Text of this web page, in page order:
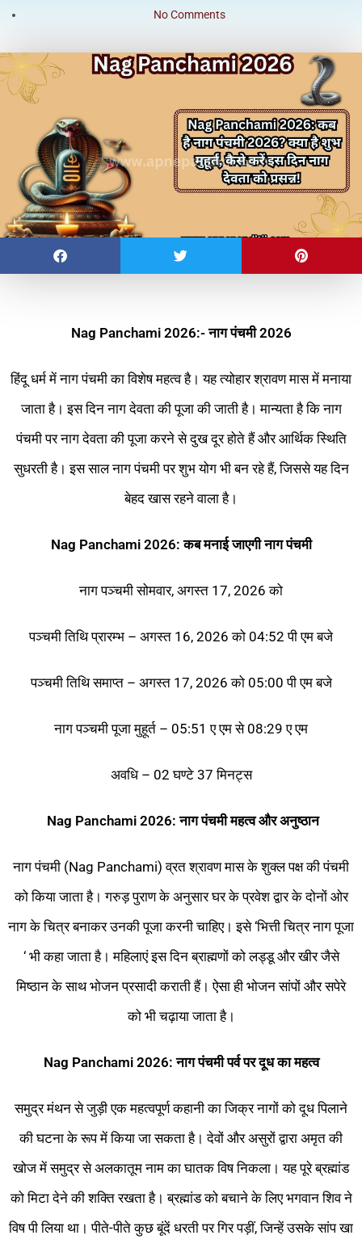
No Comments
Nag Panchami 2026:- नाग पंचमी 2026
हिंदू धर्म में नाग पंचमी का विशेष महत्व है। यह त्योहार श्रावण मास में मनाया
जाता है। इस दिन नाग देवता की पूजा की जाती है। मान्यता है कि नाग
पंचमी पर नाग देवता की पूजा करने से दुख दूर होते हैं और आर्थिक स्थिति
सुधरती है। इस साल नाग पंचमी पर शुभ योग भी बन रहे हैं, जिससे यह दिन
बेहद खास रहने वाला है।
Nag Panchami 2026: कब मनाई जाएगी नाग पंचमी
नाग पञ्चमी सोमवार, अगस्त 17, 2026 को
पञ्चमी तिथि प्रारम्भ – अगस्त 16, 2026 को 04:52 पी एम बजे
पञ्चमी तिथि समाप्त – अगस्त 17, 2026 को 05:00 पी एम बजे
नाग पञ्चमी पूजा मुहूर्त – 05:51 ए एम से 08:29 ए एम
अवधि – 02 घण्टे 37 मिनट्स
Nag Panchami 2026: नाग पंचमी महत्व और अनुष्ठान
नाग पंचमी (Nag Panchami) व्रत श्रावण मास के शुक्ल पक्ष की पंचमी
को किया जाता है। गरुड़ पुराण के अनुसार घर के प्रवेश द्वार के दोनों ओर
नाग के चित्र बनाकर उनकी पूजा करनी चाहिए। इसे ‘भित्ती चित्र नाग पूजा
‘ भी कहा जाता है। महिलाएं इस दिन ब्राह्मणों को लड्डू और खीर जैसे
मिष्ठान के साथ भोजन प्रसादी कराती हैं। ऐसा ही भोजन सांपों और सपेरे
को भी चढ़ाया जाता है।
Nag Panchami 2026: नाग पंचमी पर्व पर दूध का महत्व
समुद्र मंथन से जुड़ी एक महत्वपूर्ण कहानी का जिक्र नागों को दूध पिलाने
की घटना के रूप में किया जा सकता है। देवों और असुरों द्वारा अमृत की
खोज में समुद्र से अलकातूम नाम का घातक विष निकला। यह पूरे ब्रह्मांड
को मिटा देने की शक्ति रखता है। ब्रह्मांड को बचाने के लिए भगवान शिव ने
विष पी लिया था। पीते-पीते कुछ बूंदें धरती पर गिर पड़ीं, जिन्हें उसके सांप खा